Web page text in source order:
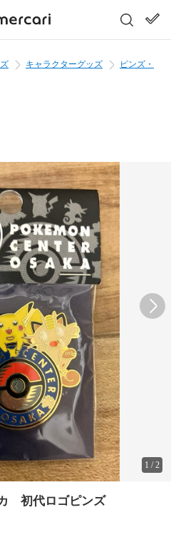
キャラクターグッズ
ピンズ・
1 /2
初代ロゴピンズ